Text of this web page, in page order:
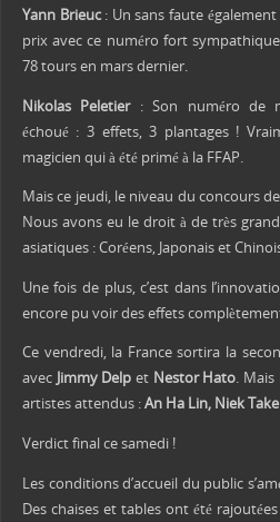
Yann Brieuc: Un sans faute
prix avec ce numéro fort
78 tours en mars dernier.
Nikolas Peletier: Son numéro de
échoué : 3 effets, 3 plantages !
magicien qui à été primé à la FFAP.
Mais ce jeudi, le niveau du concours
Nous avons eu le droit à de très
asiatiques : Coréens, Japonais et
Une fois de plus, c’est dans
encore pu voir des effets
Ce vendredi, la France sortira la
avecJimmy Delp et Nestor Hato. Mais
artistes attendus :An Ha Lin, Niek
Verdict final ce samedi !
Les conditions d’accueil du public
Des chaises et tables ont été